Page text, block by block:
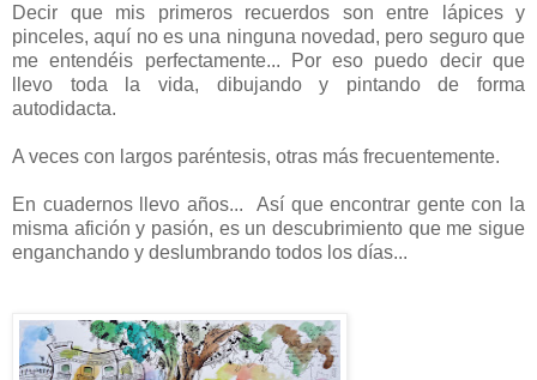
Decir que mis primeros recuerdos son entre lápices y
pinceles, aquí no es una ninguna novedad, pero seguro que
me entendéis perfectamente... Por eso puedo decir que
llevo toda la vida, dibujando y pintando de forma
autodidacta.
A veces con largos paréntesis, otras más frecuentemente.
En cuadernos llevo años... Así que encontrar gente con la
misma afición y pasión, es un descubrimiento que me sigue
enganchando y deslumbrando todos los días...